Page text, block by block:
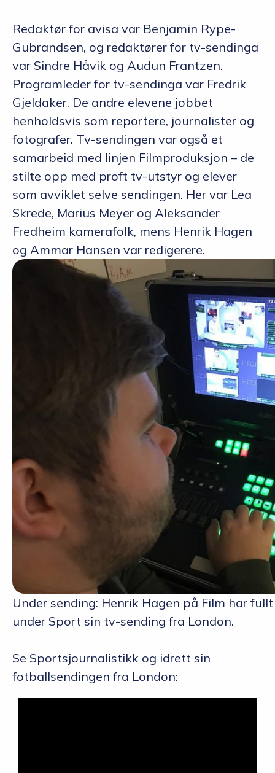
Redaktør for avisa var Benjamin Rype-
Gubrandsen, og redaktører for tv-sendinga
var Sindre Håvik og Audun Frantzen.
Programleder for tv-sendinga var Fredrik
Gjeldaker. De andre elevene jobbet
henholdsvis som reportere, journalister og
fotografer. Tv-sendingen var også et
samarbeid med linjen Filmproduksjon – de
stilte opp med proft tv-utstyr og elever
som avviklet selve sendingen. Her var Lea
Skrede, Marius Meyer og Aleksander
Fredheim kamerafolk, mens Henrik Hagen
og Ammar Hansen var redigerere.
Under sending: Henrik Hagen på Film har
under Sport sin tv-sending fra London.
Se Sportsjournalistikk og idrett sin
fotballsendingen fra London: